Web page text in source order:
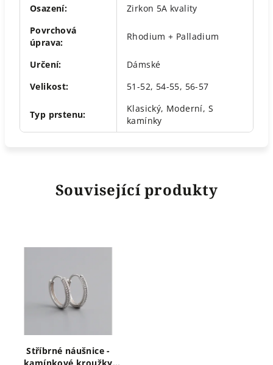
Osazení:
Zirkon 5A kvality
Povrchová
úprava:
Rhodium + Palladium
Určení:
Dámské
Velikost: 51-52, 54-55, 56-57
Typ prstenu:
Klasický, Moderní, S
kamínky
Související produkty
Stříbrné náušnice -